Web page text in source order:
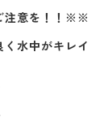
注意を！！※※
水中がキレイ